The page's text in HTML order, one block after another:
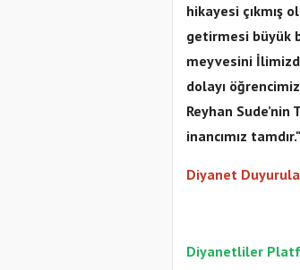
hikayesi çıkmış
getirmesi büyük
meyvesini
dolayı
Reyhan
inancımız tamdır."
Diyanet
Diyanetliler